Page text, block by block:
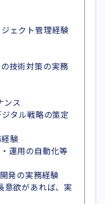
ェクト管理経験
技術対策の実務
ンス
タル戦略の策定
験
運用の自動化等
発の実務経験
意欲があれば、実